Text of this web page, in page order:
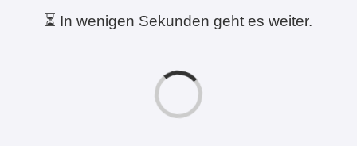
⏳ In wenigen Sekunden geht es weiter.